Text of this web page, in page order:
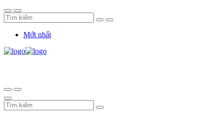
Mới nhất